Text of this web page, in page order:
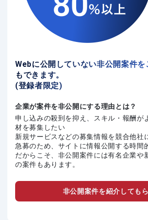
Webに公開していない非公開案件を
もできます。
(登録者限定)
企業が案件を非公開にする理由とは？
申し込みの殺到を抑え、スキル・報酬が
材を募集したい
新規サービスなどの募集情報を競合他社
急募のため、サイトに情報公開する時間
だからこそ、非公開案件には有名企業や
の案件もあります。
非公開案件を紹介しても